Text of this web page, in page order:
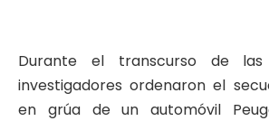
Durante el transcurso de las
investigadores ordenaron el
en grúa de un automóvil